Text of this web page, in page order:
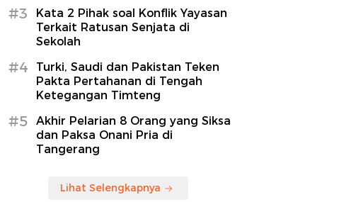
#3
Kata 2 Pihak soal Konflik Yayasan
Terkait Ratusan Senjata di
Sekolah
#4
Turki, Saudi dan Pakistan Teken
Pakta Pertahanan di Tengah
Ketegangan Timteng
#5
Akhir Pelarian 8 Orang yang Siksa
dan Paksa Onani Pria di
Tangerang
Lihat Selengkapnya